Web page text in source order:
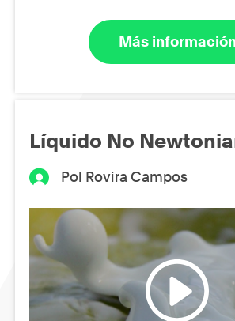
Más
Líquido No
Pol Rovira Campos